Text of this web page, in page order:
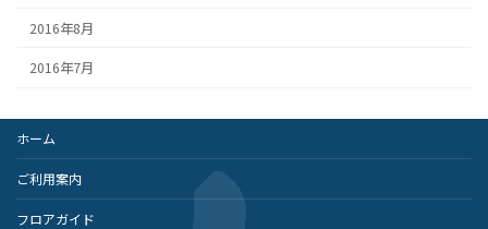
2016年8月
2016年7月
ホーム
ご利用案内
フロアガイド